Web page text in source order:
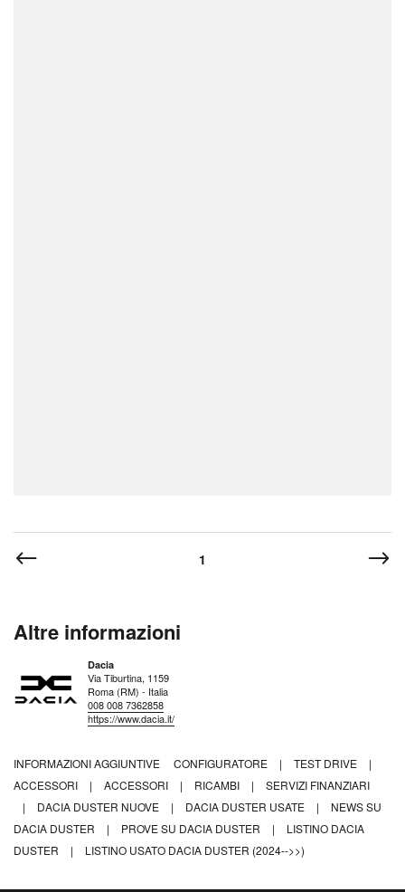
1
Altre informazioni
Dacia
Via Tiburtina, 1159
Roma (RM) - Italia
008 008 7362858
https://www.dacia.it/
INFORMAZIONI AGGIUNTIVE CONFIGURATORE | TEST DRIVE
|
ACCESSORI
| ACCESSORI | RICAMBI |
SERVIZI FINANZIARI
|
DACIA DUSTER NUOVE | DACIA DUSTER USATE |
NEWS SU
DACIA DUSTER
| PROVE SU DACIA DUSTER |
LISTINO DACIA
DUSTER
| LISTINO USATO DACIA DUSTER (2024-->>)